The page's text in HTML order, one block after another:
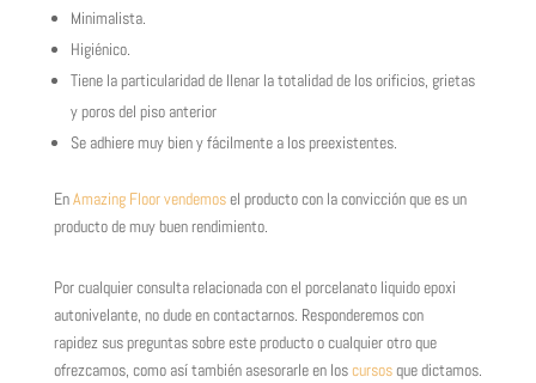
Minimalista.
Higiénico.
Tiene la particularidad de llenar la totalidad de los orificios, grietas
y poros del piso anterior
Se adhiere muy bien y fácilmente a los preexistentes.
EnAmazing Floorvendemosel producto con la convicción que es un
producto de muy buen rendimiento.
Por cualquier consulta relacionada con el porcelanato liquido epoxi
autonivelante, no dude en contactarnos. Responderemos con
rapidez sus preguntas sobre este producto o cualquier otro que
ofrezcamos, como así también asesorarle en loscursosque dictamos.